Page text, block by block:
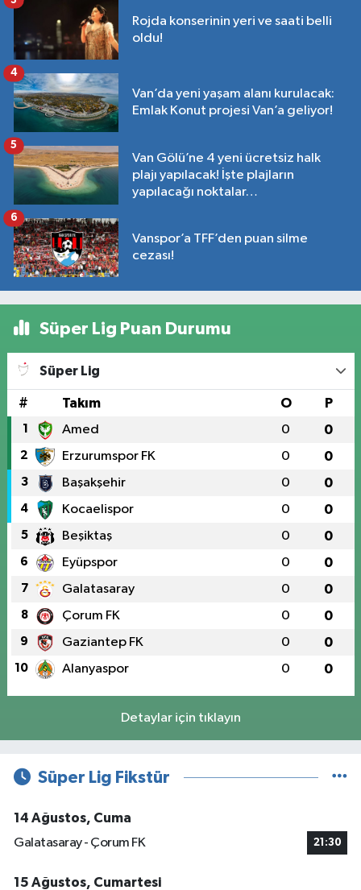
Rojda konserinin yeri ve saati belli
oldu!
Van’da yeni yaşam alanı kurulacak:
Emlak Konut projesi Van’a geliyor!
4
Van Gölü’ne 4 yeni ücretsiz halk
plajı yapılacak! İşte plajların
yapılacağı noktalar…
5
Vanspor’a TFF’den puan silme
cezası!
6
Süper Lig Puan Durumu
Süper Lig
# Takım O P
1 Amed 0 0
2 Erzurumspor FK 0 0
3 Başakşehir 0 0
4 Kocaelispor 0 0
5 Beşiktaş 0 0
6 Eyüpspor 0 0
7 Galatasaray 0 0
8 Çorum FK 0 0
9 Gaziantep FK 0 0
10 Alanyaspor 0 0
Detaylar için tıklayın
Süper Lig Fikstür
14 Ağustos, Cuma
Galatasaray - Çorum FK
21:30
15 Ağustos, Cumartesi